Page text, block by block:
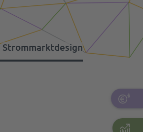
Strommarktdesign